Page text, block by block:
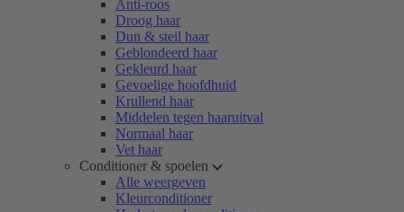
Anti-roos
Droog haar
Dun & steil haar
Geblondeerd haar
Gekleurd haar
Gevoelige hoofdhuid
Krullend haar
Middelen tegen haaruitval
Normaal haar
Vet haar
Conditioner & spoelen
Alle weergeven
Kleurconditioner